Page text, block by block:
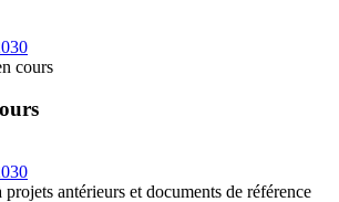
cours
projets antérieurs et documents de référence